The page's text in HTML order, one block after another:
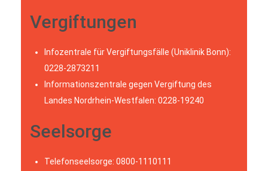
Vergiftungen
Infozentrale für Vergiftungsfälle (Uniklinik Bonn):
0228-2873211
Informationszentrale gegen Vergiftung des
Landes Nordrhein-Westfalen: 0228-19240
Seelsorge
Telefonseelsorge: 0800-1110111